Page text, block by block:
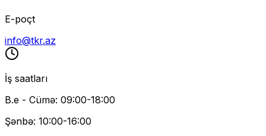
E-poçt
info@tkr.az
İş saatları
B.e - Cümə: 09:00-18:00
Şənbə: 10:00-16:00